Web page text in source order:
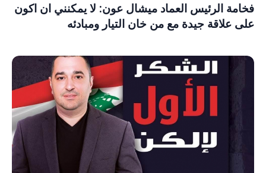
فخامة الرئيس العماد ميشال عون: لا يمكنني ان اكون
على علاقة جيدة مع من خان التيار ومبادئه